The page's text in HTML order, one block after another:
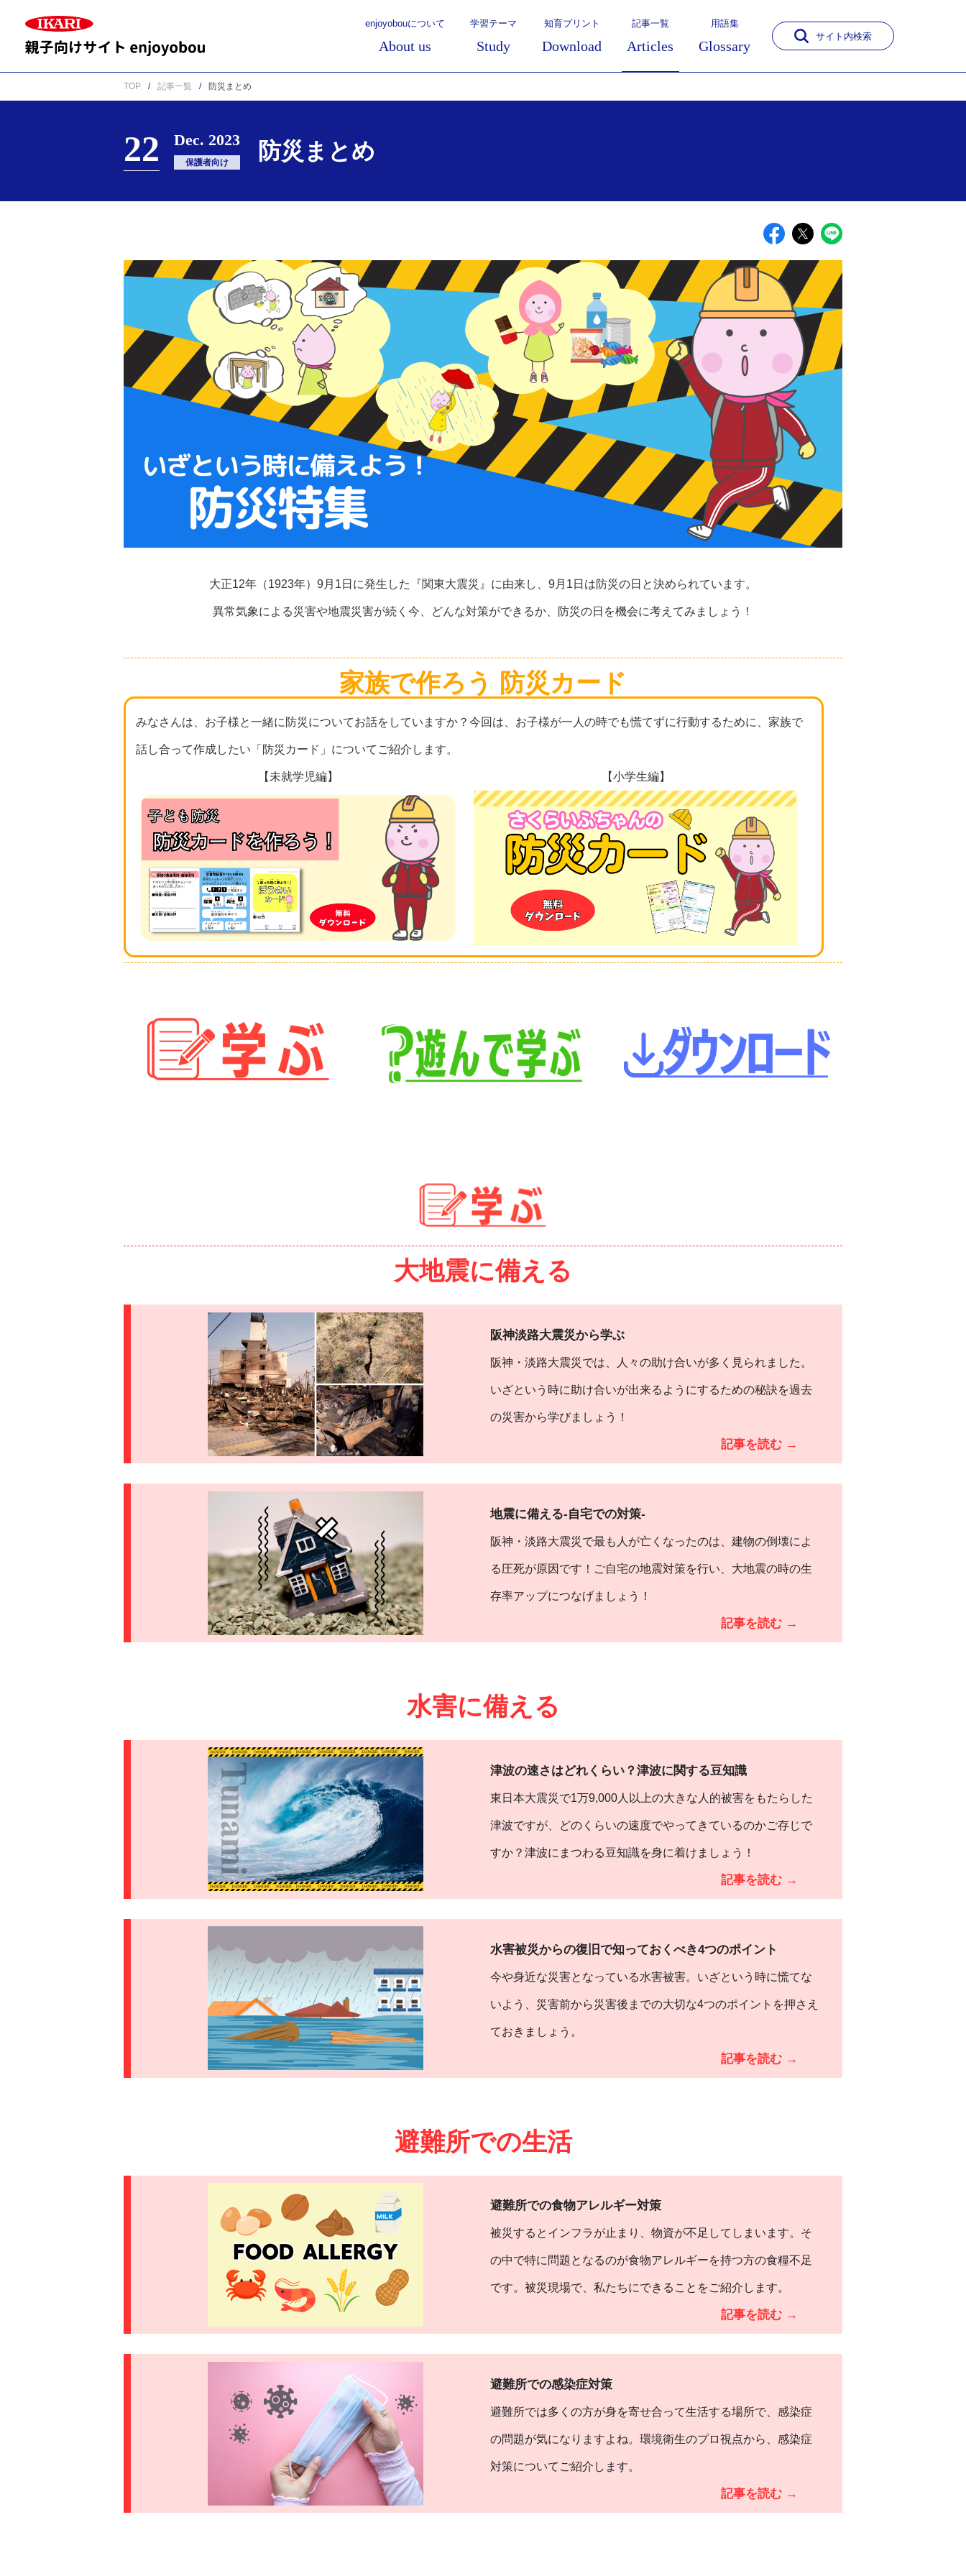
enjoyobouについて
About us
学習テーマ
Study
知育プリント
Download
記事一覧
Articles
用語集
Glossary
サイト内検索
TOP 記事一覧 防災まとめ
22 Dec. 2023
保護者向け 防災まとめ
大正12年（1923年）9月1日に発生した『関東大震災』に由来し、9月1日は防災の日と決められています。
異常気象による災害や地震災害が続く今、どんな対策ができるか、防災の日を機会に考えてみましょう！
家族で作ろう 防災カード
みなさんは、お子様と一緒に防災についてお話をしていますか？今回は、お子様が一人の時でも慌てずに行動するために、家族で
話し合って作成したい「防災カード」についてご紹介します。
【未就学児編】 【小学生編】
大地震に備える
阪神淡路大震災から学ぶ
阪神・淡路大震災では、人々の助け合いが多く見られました。
いざという時に助け合いが出来るようにするための秘訣を過去
の災害から学びましょう！
記事を読む →
地震に備える‐自宅での対策‐
阪神・淡路大震災で最も人が亡くなったのは、建物の倒壊によ
る圧死が原因です！ご自宅の地震対策を行い、大地震の時の生
存率アップにつなげましょう！
記事を読む →
水害に備える
津波の速さはどれくらい？津波に関する豆知識
東日本大震災で1万9,000人以上の大きな人的被害をもたらした
津波ですが、どのくらいの速度でやってきているのかご存じで
すか？津波にまつわる豆知識を身に着けましょう！
記事を読む →
水害被災からの復旧で知っておくべき4つのポイント
今や身近な災害となっている水害被害。いざという時に慌てな
いよう、災害前から災害後までの大切な4つのポイントを押さえ
ておきましょう。
記事を読む →
避難所での生活
避難所での食物アレルギー対策
被災するとインフラが止まり、物資が不足してしまいます。そ
の中で特に問題となるのが食物アレルギーを持つ方の食糧不足
です。被災現場で、私たちにできることをご紹介します。
記事を読む →
避難所での感染症対策
避難所では多くの方が身を寄せ合って生活する場所で、感染症
の問題が気になりますよね。環境衛生のプロ視点から、感染症
対策についてご紹介します。
記事を読む →